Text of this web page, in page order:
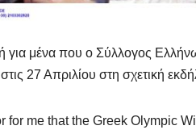
για μένα που ο Σύλλογος
27 Απριλίου στη σχετική
for me that the Greek Olympic